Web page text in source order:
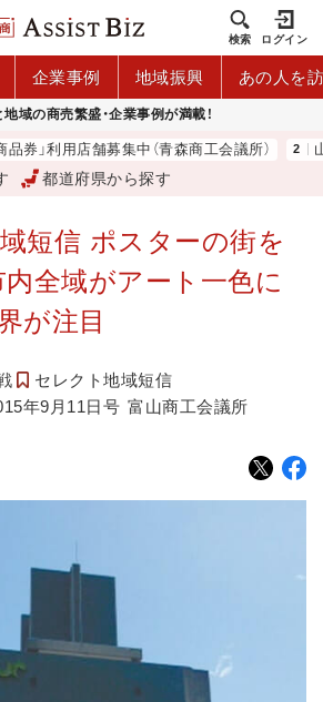
検索 ログイン
企業事例 地域振興 あの人を
域の商売繁盛・企業事例が満載！
」利用店舗募集中（青森商工会議所） 山
都道府県から探す
短信 ポスターの街を
全域がアート一色に
が注目
セレクト地域短信
年9月11日号 富山商工会議所